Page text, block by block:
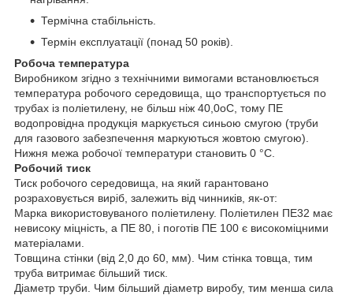
Термічна стабільність.
Термін експлуатації (понад 50 років).
Робоча температура
Виробником згідно з технічними вимогами встановлюється
температура робочого середовища, що транспортується по
трубах із поліетилену, не більш ніж 40,0oС, тому ПЕ
водопровідна продукція маркується синьою смугою (труби
для газового забезпечення маркуються жовтою смугою).
Нижня межа робочої температури становить 0 °C.
Робочий тиск
Тиск робочого середовища, на який гарантовано
розраховується виріб, залежить від чинників, як-от:
Марка використовуваного поліетилену. Поліетилен ПЕ32 має
невисоку міцність, а ПЕ 80, і поготів ПЕ 100 є високоміцними
матеріалами.
Товщина стінки (від 2,0 до 60, мм). Чим стінка товща, тим
труба витримає більший тиск.
Діаметр труби. Чим більший діаметр виробу, тим менша сила